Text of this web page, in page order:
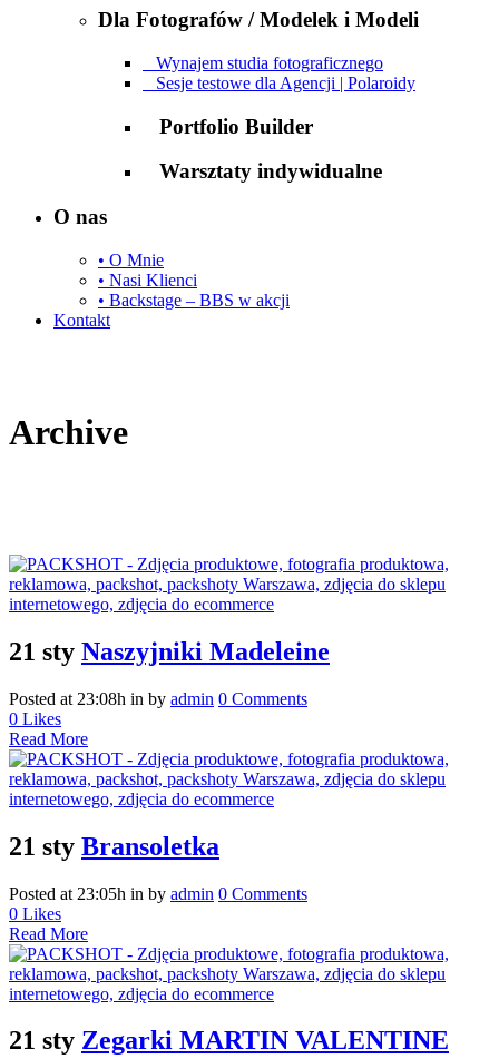
Dla Fotografów / Modelek i Modeli
Wynajem studia fotograficznego
Sesje testowe dla Agencji | Polaroidy
Portfolio Builder
Warsztaty indywidualne
O nas
• O Mnie
• Nasi Klienci
• Backstage – BBS w akcji
Kontakt
Archive
21 sty Naszyjniki Madeleine
Posted at 23:08h in by admin 0 Comments
0 Likes
Read More
21 sty Bransoletka
Posted at 23:05h in by admin 0 Comments
0 Likes
Read More
21 sty Zegarki MARTIN VALENTINE